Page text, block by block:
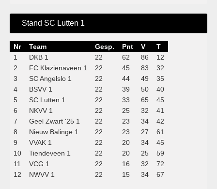
Stand SC Lutten 1
Nr Team Gesp. Pnt V
T
1
DKB 1 22 62 86
12
2
FC Klazienaveen 1 22 45 83
32
3
SC Angelslo 1 22 44 49
35
4
BSVV 1 22 39 50
40
5
SC Lutten 1 22 33 65
45
6
NKVV 1 22 25 32
41
7
Geel Zwart '25 1 22 23 34
42
8
Nieuw Balinge 1 22 23 27
61
9
VVAK 1 22 20 34
45
10
Tiendeveen 1 22 20 25
59
11
VCG 1 22 16 32
72
12
NWVV 1 22 15 34 67